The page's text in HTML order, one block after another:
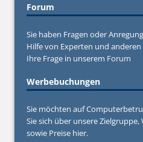
Forum
Sie haben Fragen oder
Hilfe von Experten und
Ihre Frage in unserem Forum
Werbebuchungen
Sie möchten auf
Sie sich über unsere
sowie Preise hier.